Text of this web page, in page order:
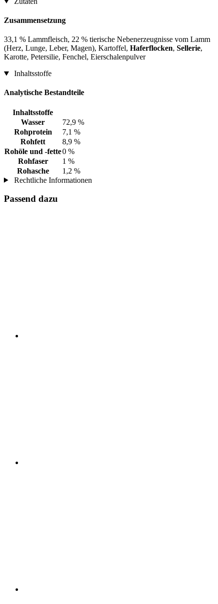
Zusammensetzung
33,1 % Lammfleisch, 22 % tierische Nebenerzeugnisse vom Lamm
(Herz, Lunge, Leber, Magen), Kartoffel, Haferflocken, Sellerie,
Karotte, Petersilie, Fenchel, Eierschalenpulver
Inhaltsstoffe
Analytische Bestandteile
Inhaltsstoffe
Wasser
72,9 %
Rohprotein
7,1 %
Rohfett
8,9 %
Rohöle und -fette0 %
Rohfaser
1 %
Rohasche
1,2 %
Rechtliche Informationen
Passend dazu